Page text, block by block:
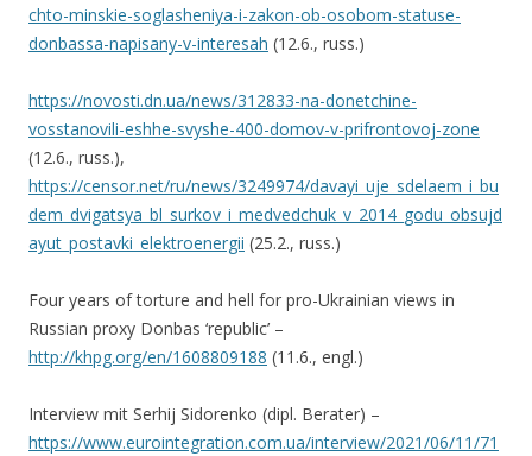
chto-minskie-soglasheniya-i-zakon-ob-osobom-statuse-
donbassa-napisany-v-interesah (12.6., russ.)
https://novosti.dn.ua/news/312833-na-donetchine-
vosstanovili-eshhe-svyshe-400-domov-v-prifrontovoj-zone
(12.6., russ.),
https://censor.net/ru/news/3249974/davayi_uje_sdelaem_i_bu
dem_dvigatsya_bl_surkov_i_medvedchuk_v_2014_godu_obsujd
ayut_postavki_elektroenergii (25.2., russ.)
Four years of torture and hell for pro-Ukrainian views in
Russian proxy Donbas ‘republic’ –
http://khpg.org/en/1608809188 (11.6., engl.)
Interview mit Serhij Sidorenko (dipl. Berater) –
https://www.eurointegration.com.ua/interview/2021/06/11/71